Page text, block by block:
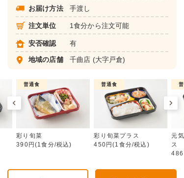
お届け方法 手渡し
注文単位 1食分から注文可能
安否確認 有
地域の店舗 千曲店 (大字戸倉)
普通食
彩り旬菜
390円(1食分/税込)
普通食
彩り旬菜プラス
450円(1食分/税込)
元
ス